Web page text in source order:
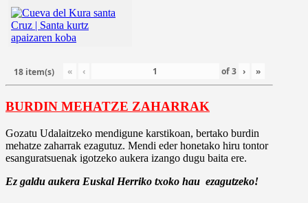
18 item(s) « ‹ of3 › »
BURDIN MEHATZE ZAHARRAK
Gozatu Udalaitzeko mendigune karstikoan, bertako burdin
mehatze zaharrak ezagutuz. Mendi eder honetako hiru tontor
esanguratsuenak igotzeko aukera izango dugu baita ere.
Ez galdu aukera Euskal Herriko txoko hau ezagutzeko!